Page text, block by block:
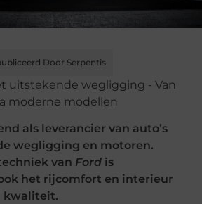
Door Serpentis
als leverancier van auto’s
wegligging en motoren.
van Fordis
het rijcomfort en interieur
kwaliteit.